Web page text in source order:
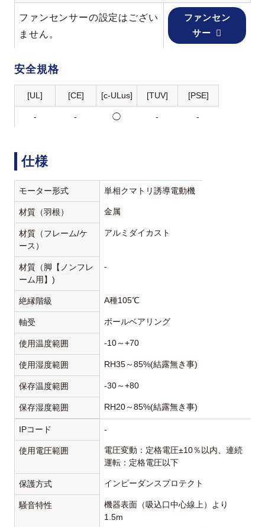
ファンセンサーの設定はござい
ません。
ファンセン
サー
安全規格
[UL] [CE] [c-ULus] [TUV] [PSE]
- - ◯ - -
仕様
モーター形式 単相クマトリ誘導電動機
材質（羽根） 金属
材質（フレーム/ケ
ース）
アルミダイカスト
材質（脚【ノンフレ
ーム用】)
-
絶縁階級 A種105℃
軸受 ボールベアリング
使用温度範囲 -10～+70
使用湿度範囲 RH35～85%(結露無き事)
保存温度範囲 -30～+80
保存湿度範囲 RH20～85%(結露無き事)
IPコード -
使用電圧範囲
電圧変動：定格電圧±10％以内、連続
運転：定格電圧以下
保護方式 インピーダンスプロテクト
騒音特性
機器表面（吸込口中心線上）より
1.5m